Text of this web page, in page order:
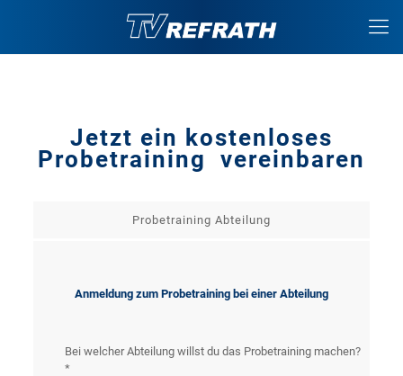
Jetzt ein kostenloses
Probetraining vereinbaren
Probetraining Abteilung
Anmeldung zum Probetraining bei einer Abteilung
Bei welcher Abteilung willst du das Probetraining machen?
*